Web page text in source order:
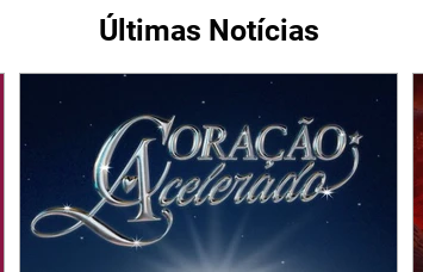
Últimas Notícias